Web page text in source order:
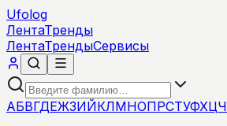
Ufolog
ЛентаТренды
ЛентаТрендыСервисы
АБВГДЕЖЗИЙКЛМНОПРСТУФХЦЧ